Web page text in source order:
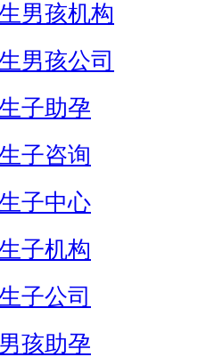
男孩机构
男孩公司
子助孕
子咨询
子中心
子机构
子公司
孩助孕